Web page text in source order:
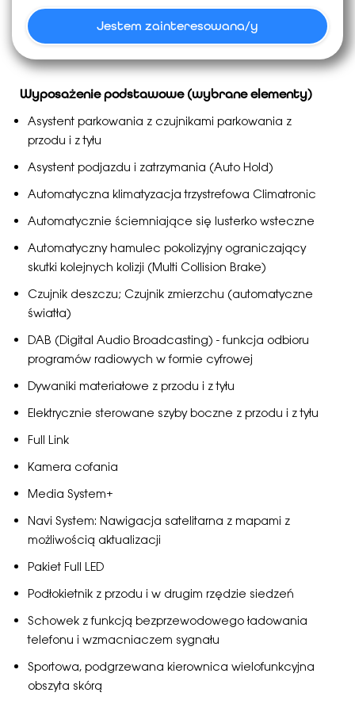
Polityki przetwarzania danych
Treści handlowe zamieszczone w tym serwisie nie stanowią oferty w rozumieniu
zainteresowanie samochodem nie zawierasz umowy.
Jestem zainteresowana/y
Dziękujemy
Twoje zgłoszenie zostało
przyjęte.
Doradca skontaktuje się z Tobą najpóźniej
w kolejnym dniu roboczym.
Wyposażenie podstawowe (wybrane elementy)
Asystent parkowania z czujnikami parkowania z
przodu i z tyłu
Asystent podjazdu i zatrzymania (Auto Hold)
Automatyczna klimatyzacja trzystrefowa Climatronic
Automatycznie ściemniające się lusterko wsteczne
Automatyczny hamulec pokolizyjny ograniczający
skutki kolejnych kolizji (Multi Collision Brake)
Czujnik deszczu; Czujnik zmierzchu (automatyczne
światła)
DAB (Digital Audio Broadcasting) - funkcja odbioru
programów radiowych w formie cyfrowej
Dywaniki materiałowe z przodu i z tyłu
Elektrycznie sterowane szyby boczne z przodu i z tyłu
Full Link
Kamera cofania
Media System+
Navi System: Nawigacja satelitarna z mapami z
możliwością aktualizacji
Pakiet Full LED
Podłokietnik z przodu i w drugim rzędzie siedzeń
Schowek z funkcją bezprzewodowego ładowania
telefonu i wzmacniaczem sygnału
Sportowa, podgrzewana kierownica wielofunkcyjna
obszyta skórą